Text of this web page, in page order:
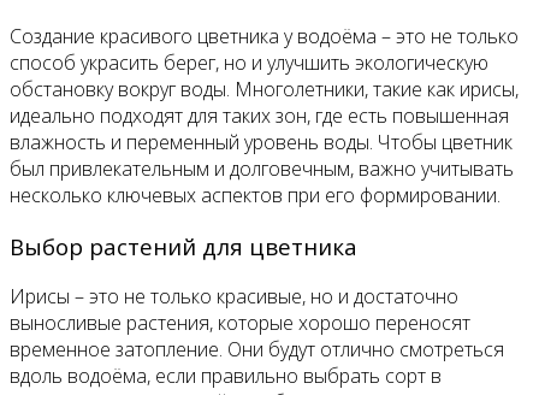
Создание красивого цветника у водоёма – это не только
способ украсить берег, но и улучшить экологическую
обстановку вокруг воды. Многолетники, такие как ирисы,
идеально подходят для таких зон, где есть повышенная
влажность и переменный уровень воды. Чтобы цветник
был привлекательным и долговечным, важно учитывать
несколько ключевых аспектов при его формировании.
Выбор растений для цветника
Ирисы – это не только красивые, но и достаточно
выносливые растения, которые хорошо переносят
временное затопление. Они будут отлично смотреться
вдоль водоёма, если правильно выбрать сорт в